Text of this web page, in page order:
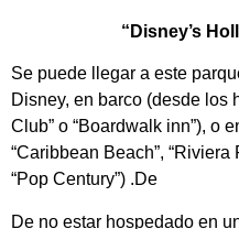
“Disney’s
Se puede llegar a este
Disney, en barco (desde los
Club” o “Boardwalk inn”), o
“Caribbean Beach”, “Riviera
“Pop Century”) .De
De no estar hospedado en